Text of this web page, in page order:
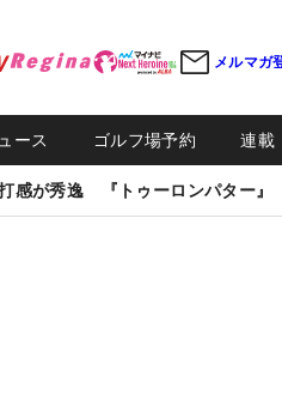
メルマガ
ース ゴルフ場予約 連載
感が秀逸 『トゥーロンパター』